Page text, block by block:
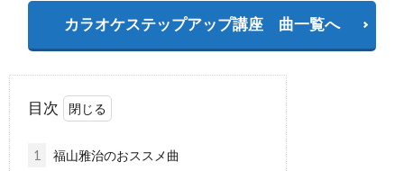
カラオケステップアップ講座 曲一覧へ
目次
1 福山雅治のおススメ曲